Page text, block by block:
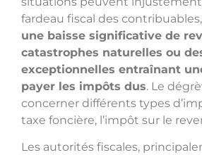
fardeau fiscal des
une baisse significative de
catastrophes naturelles ou
exceptionnelles entraînant
payer les impôts dus. Le
concerner différents types
taxe foncière, l’impôt sur le
Les autorités fiscales,